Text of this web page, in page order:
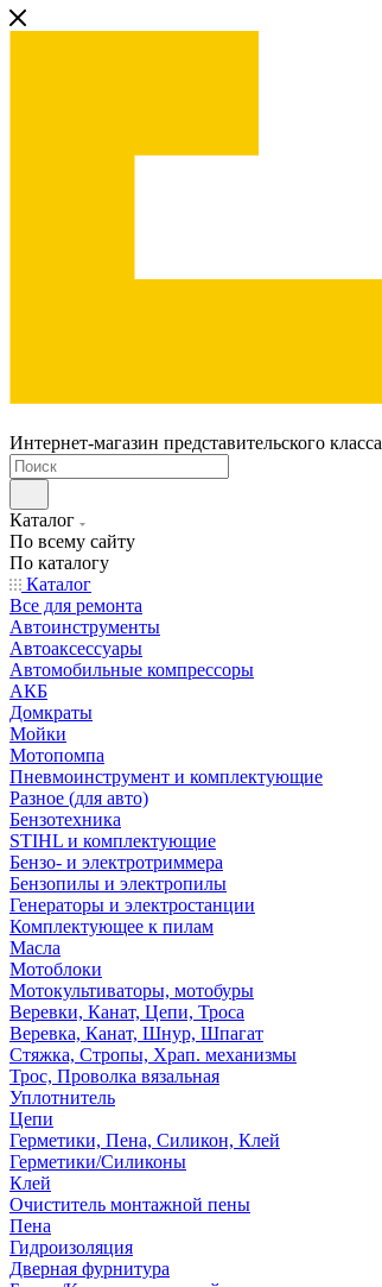
Интернет-магазин представительского класса
Каталог
По всему сайту
По каталогу
Каталог
Все для ремонта
Автоинструменты
Автоаксессуары
Автомобильные компрессоры
АКБ
Домкраты
Мойки
Мотопомпа
Пневмоинструмент и комплектующие
Разное (для авто)
Бензотехника
STIHL и комплектующие
Бензо- и электротриммера
Бензопилы и электропилы
Генераторы и электростанции
Комплектующее к пилам
Масла
Мотоблоки
Мотокультиваторы, мотобуры
Веревки, Канат, Цепи, Троса
Веревка, Канат, Шнур, Шпагат
Стяжка, Стропы, Храп. механизмы
Трос, Проволка вязальная
Уплотнитель
Цепи
Герметики, Пена, Силикон, Клей
Герметики/Силиконы
Клей
Очиститель монтажной пены
Пена
Гидроизоляция
Дверная фурнитура